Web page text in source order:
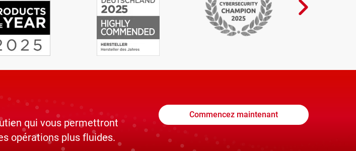
qui vous permettront
opérations plus fluides.
Commencez maintenant